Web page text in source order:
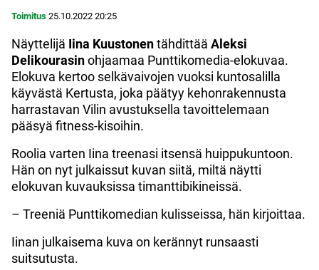
Toimitus 25.10.2022 20:25
Näyttelijä Iina Kuustonentähdittää Aleksi
Delikourasinohjaamaa Punttikomedia-elokuvaa.
Elokuva kertoo selkävaivojen vuoksi kuntosalilla
käyvästä Kertusta, joka päätyy kehonrakennusta
harrastavan Vilin avustuksella tavoittelemaan
pääsyä fitness-kisoihin.
Roolia varten Iina treenasi itsensä huippukuntoon.
Hän on nyt julkaissut kuvan siitä, miltä näytti
elokuvan kuvauksissa timanttibikineissä.
– Treeniä Punttikomedian kulisseissa, hän kirjoittaa.
Iinan julkaisema kuva on kerännyt runsaasti
suitsutusta.